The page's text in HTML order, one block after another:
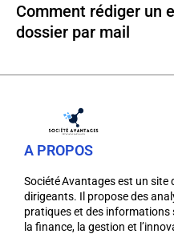
Comment rédiger un
dossier par mail
A PROPOS
Société Avantages est un site
dirigeants. Il propose des
pratiques et des informations
la finance, la gestion et